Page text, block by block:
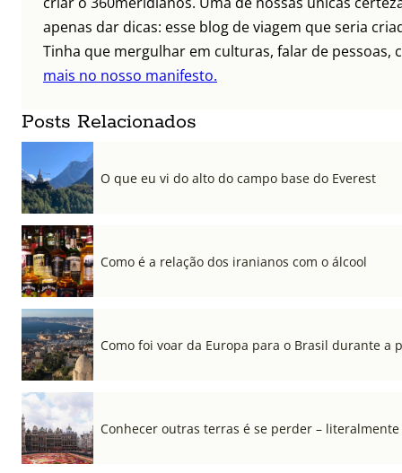
apenas dar dicas: esse blog de viagem que seria
Tinha que mergulhar em culturas, falar de
mais no nosso manifesto.
Posts Relacionados
O que eu vi do alto do campo base do Everest
Como é a relação dos iranianos com o álcool
Como foi voar da Europa para o Brasil durante a
Conhecer outras terras é se perder – literalmente